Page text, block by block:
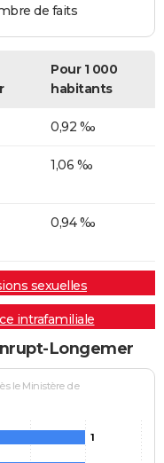
de faits
Pour 1 000
habitants
0,92 ‰
1,06 ‰
0,94 ‰
sexuelles
intrafamiliale
Longemer
le Ministère de
1